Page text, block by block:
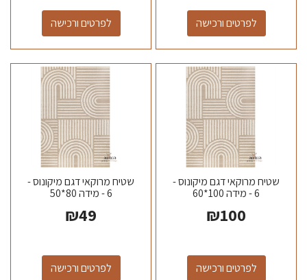
לפרטים ורכישה לפרטים ורכישה
שטיח מרוקאי דגם מיקונוס -
6 - מידה 100*60
₪100
לפרטים ורכישה
שטיח מרוקאי דגם מיקונוס -
6 - מידה 80*50
₪49
לפרטים ורכישה